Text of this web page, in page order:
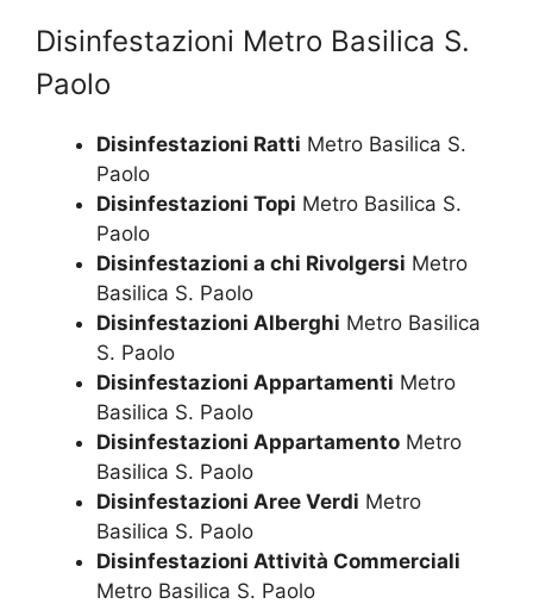
Disinfestazioni Metro Basilica S.
Paolo
Disinfestazioni Ratti Metro Basilica S.
Paolo
Disinfestazioni Topi Metro Basilica S.
Paolo
Disinfestazioni a chi Rivolgersi Metro
Basilica S. Paolo
Disinfestazioni Alberghi Metro Basilica
S. Paolo
Disinfestazioni Appartamenti Metro
Basilica S. Paolo
Disinfestazioni Appartamento Metro
Basilica S. Paolo
Disinfestazioni Aree Verdi Metro
Basilica S. Paolo
Disinfestazioni Attività Commerciali
Metro Basilica S. Paolo